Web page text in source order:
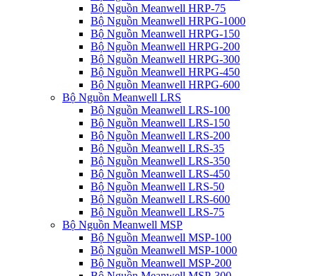
Bộ Nguồn Meanwell HRP-75
Bộ Nguồn Meanwell HRPG-1000
Bộ Nguồn Meanwell HRPG-150
Bộ Nguồn Meanwell HRPG-200
Bộ Nguồn Meanwell HRPG-300
Bộ Nguồn Meanwell HRPG-450
Bộ Nguồn Meanwell HRPG-600
Bộ Nguồn Meanwell LRS
Bộ Nguồn Meanwell LRS-100
Bộ Nguồn Meanwell LRS-150
Bộ Nguồn Meanwell LRS-200
Bộ Nguồn Meanwell LRS-35
Bộ Nguồn Meanwell LRS-350
Bộ Nguồn Meanwell LRS-450
Bộ Nguồn Meanwell LRS-50
Bộ Nguồn Meanwell LRS-600
Bộ Nguồn Meanwell LRS-75
Bộ Nguồn Meanwell MSP
Bộ Nguồn Meanwell MSP-100
Bộ Nguồn Meanwell MSP-1000
Bộ Nguồn Meanwell MSP-200